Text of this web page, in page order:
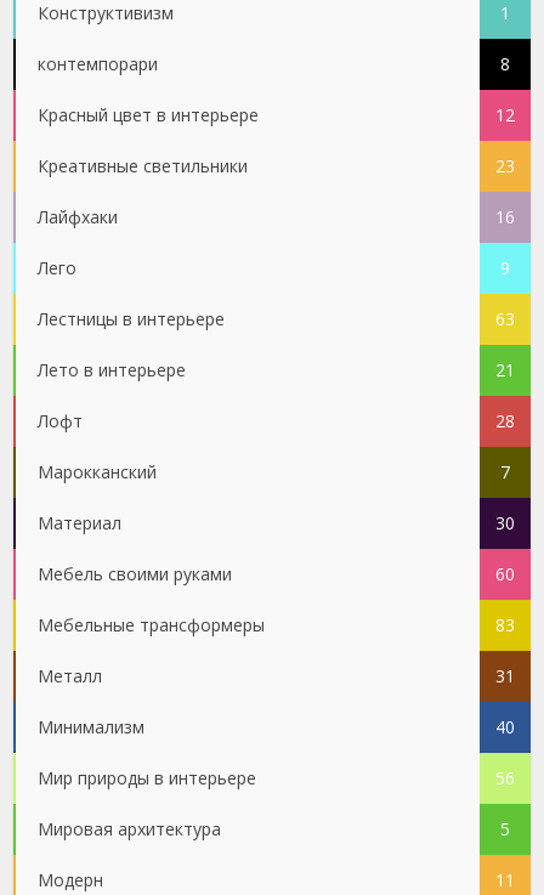
Конструктивизм 1
контемпорари 8
Красный цвет в интерьере 12
Креативные светильники 23
Лайфхаки 16
Лего 9
Лестницы в интерьере 63
Лето в интерьере 21
Лофт 28
Марокканский 7
Материал 30
Мебель своими руками 60
Мебельные трансформеры 83
Металл 31
Минимализм 40
Мир природы в интерьере 56
Мировая архитектура 5
Модерн 11